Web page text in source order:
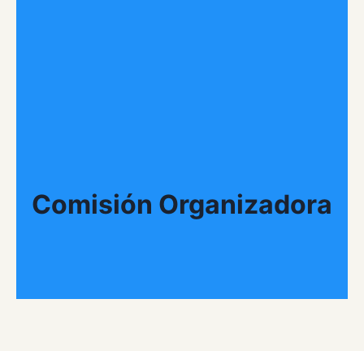
Comisión Organizadora